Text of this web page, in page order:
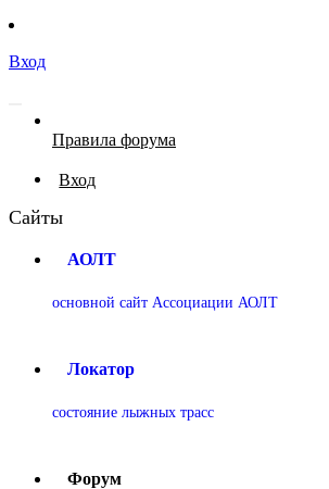
Вход
Правила форума
Вход
Сайты
АОЛТ
основной сайт Ассоциации АОЛТ
Локатор
состояние лыжных трасс
Форум